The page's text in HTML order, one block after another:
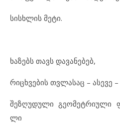
სისხლის მეტი.
ხაზებს თავს დავანებებ,
რიცხვების თვლასაც – ასევე
შეზღუდული გეომეტრიული
ლი